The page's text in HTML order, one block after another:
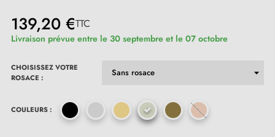
139,20 €TTC
Livraison prévue entre le 30 septembre et le 07 octobre
CHOISISSEZ VOTRE
ROSACE :
COULEURS :